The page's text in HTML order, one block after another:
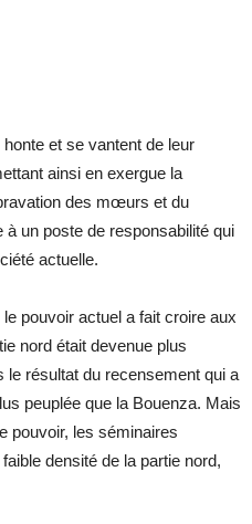
et se vantent de leur
ainsi en exergue la
des mœurs et du
un poste de responsabilité qui
actuelle.
pouvoir actuel a fait croire aux
nord était devenue plus
le résultat du recensement qui a
peuplée que la Bouenza. Mais
pouvoir, les séminaires
densité de la partie nord,